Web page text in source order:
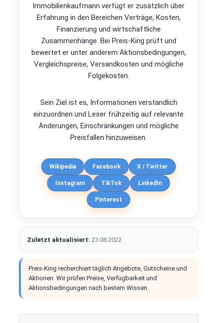
Immobilienkaufmann verfügt er zusätzlich über
Erfahrung in den Bereichen Verträge, Kosten,
Finanzierung und wirtschaftliche
Zusammenhänge. Bei Preis-King prüft und
bewertet er unter anderem Aktionsbedingungen,
Vergleichspreise, Versandkosten und mögliche
Folgekosten.
Sein Ziel ist es, Informationen verständlich
einzuordnen und Leser frühzeitig auf relevante
Änderungen, Einschränkungen und mögliche
Preisfallen hinzuweisen.
Wikipedia Facebook X / Twitter
Instagram TikTok LinkedIn
Pinterest
Zuletzt aktualisiert: 23.08.2022
Preis-King recherchiert täglich Angebote, Gutscheine und
Aktionen. Wir prüfen Preise, Verfügbarkeit und
Aktionsbedingungen nach bestem Wissen.